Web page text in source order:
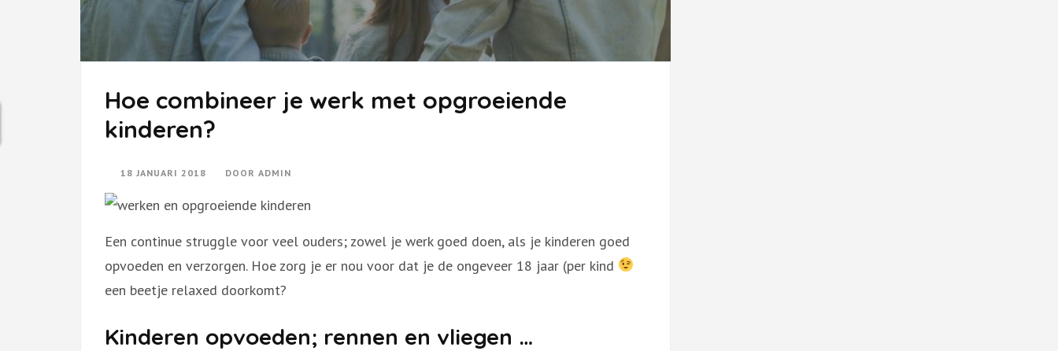
Hoe combineer je werk met opgroeiende
kinderen?
18 JANUARI 2018 DOOR ADMIN
Een continue struggle voor veel ouders; zowel je werk goed doen, als je kinderen goed
opvoeden en verzorgen. Hoe zorg je er nou voor dat je de ongeveer 18 jaar (per kind
een beetje relaxed doorkomt?
Kinderen opvoeden; rennen en vliegen …